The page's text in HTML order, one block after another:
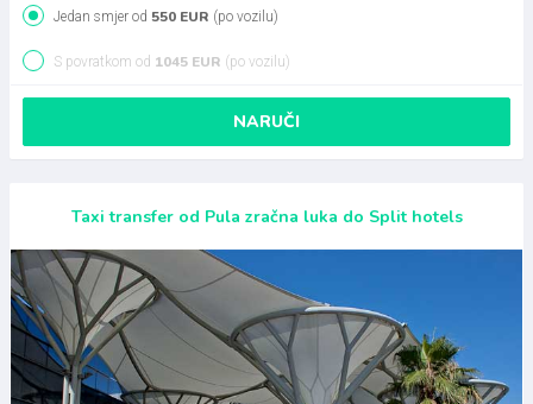
Jedan smjer od 550 EUR (po vozilu)
S povratkom od 1045 EUR (po vozilu)
NARUČI
Taxi transfer od Pula zračna luka do Split hotels